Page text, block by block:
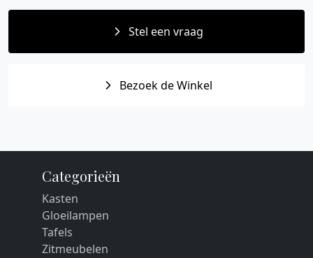
Stel een vraag
Bezoek de Winkel
Categorieën
Kasten
Gloeilampen
Tafels
Zitmeubelen